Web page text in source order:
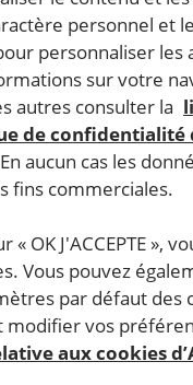
relative à la
personnel et
personnaliser les
sur votre
autres consulter la
de confidentialité
aucun cas les
fins commerciales.
« OK J'ACCEPTE
Vous pouvez
par défaut des
vos
aux cookies